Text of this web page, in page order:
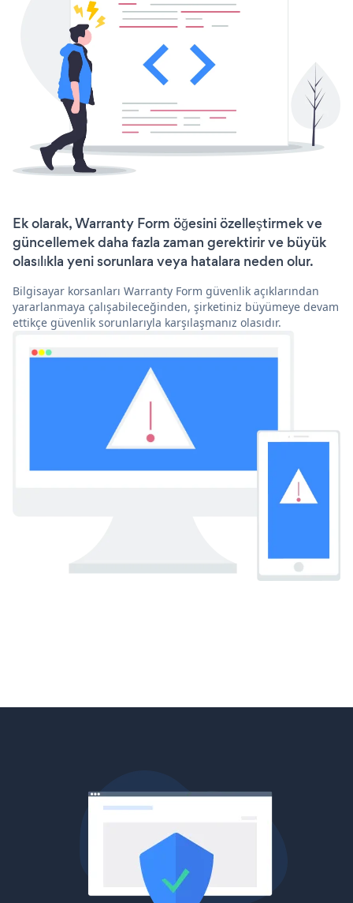
Ek olarak, Warranty Form öğesini özelleştirmek ve
güncellemek daha fazla zaman gerektirir ve büyük
olasılıkla yeni sorunlara veya hatalara neden olur.
Bilgisayar korsanları Warranty Form güvenlik açıklarından
yararlanmaya çalışabileceğinden, şirketiniz büyümeye devam
ettikçe güvenlik sorunlarıyla karşılaşmanız olasıdır.